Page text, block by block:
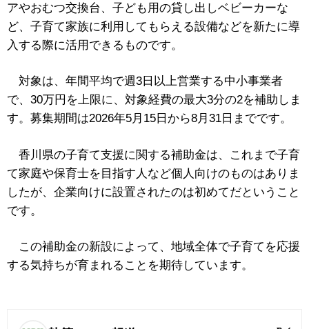
アやおむつ交換台、子ども用の貸し出しベビーカーな
ど、子育て家族に利用してもらえる設備などを新たに導
入する際に活用できるものです。
対象は、年間平均で週3日以上営業する中小事業者
で、30万円を上限に、対象経費の最大3分の2を補助しま
す。募集期間は2026年5月15日から8月31日までです。
香川県の子育て支援に関する補助金は、これまで子育
て家庭や保育士を目指す人など個人向けのものはありま
したが、企業向けに設置されたのは初めてだということ
です。
この補助金の新設によって、地域全体で子育てを応援
する気持ちが育まれることを期待しています。